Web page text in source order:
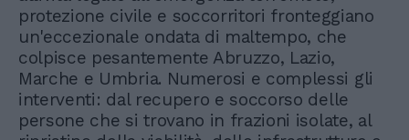
protezione civile e soccorritori fronteggiano
un'eccezionale ondata di maltempo, che
colpisce pesantemente Abruzzo, Lazio,
Marche e Umbria. Numerosi e complessi gli
interventi: dal recupero e soccorso delle
persone che si trovano in frazioni isolate, al